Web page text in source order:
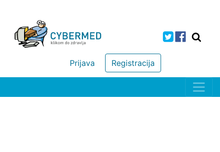
Registracija
Prijava